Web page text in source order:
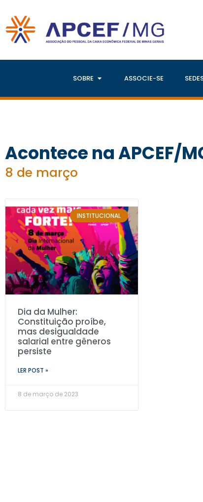
SOBRE ASSOCIE-SE
Acontece na APCEF/
8 de março
INSTITUCIONAL
Dia da Mulher:
Constituição proíbe,
mas desigualdade
salarial entre gêneros
persiste
LER POST »
8 de março de 2023